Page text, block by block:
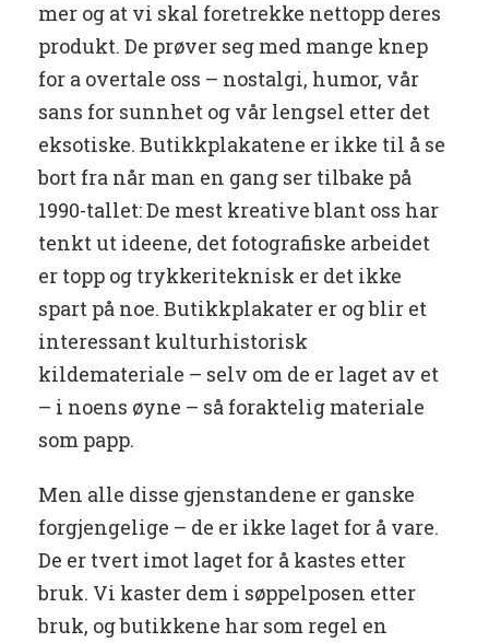
mer og at vi skal foretrekke nettopp deres
produkt. De prøver seg med mange knep
for a overtale oss – nostalgi, humor, vår
sans for sunnhet og vår lengsel etter det
eksotiske. Butikkplakatene er ikke til å se
bort fra når man en gang ser tilbake på
1990-tallet: De mest kreative blant oss har
tenkt ut ideene, det fotografiske arbeidet
er topp og trykkeriteknisk er det ikke
spart på noe. Butikkplakater er og blir et
interessant kulturhistorisk
kildemateriale – selv om de er laget av et
– i noens øyne – så foraktelig materiale
som papp.
Men alle disse gjenstandene er ganske
forgjengelige – de er ikke laget for å vare.
De er tvert imot laget for å kastes etter
bruk. Vi kaster dem i søppelposen etter
bruk, og butikkene har som regel en